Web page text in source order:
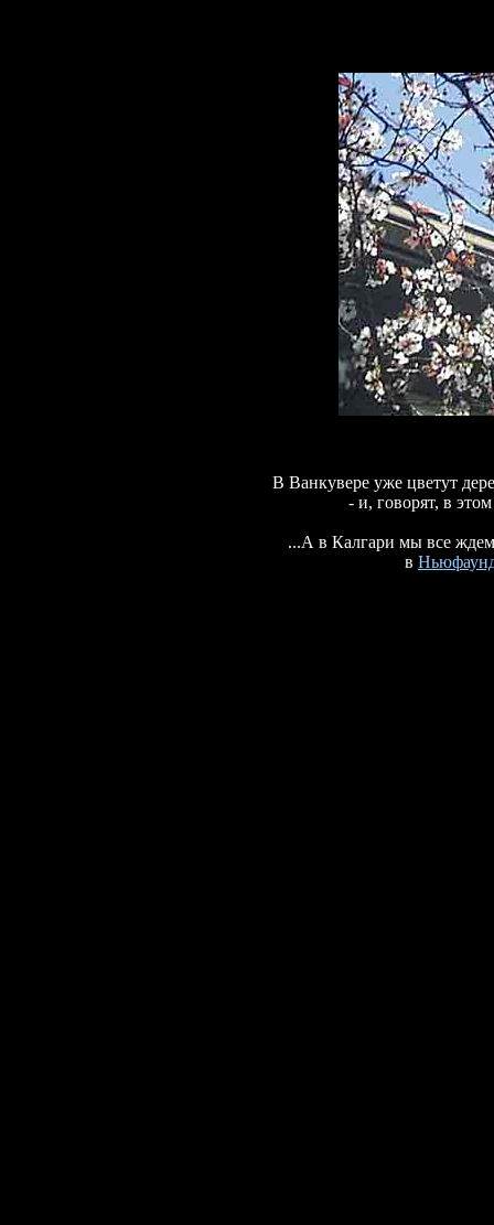
В Ванкувере уже цветут
- и, говорят, в
...А в Калгари мы все ждем
в